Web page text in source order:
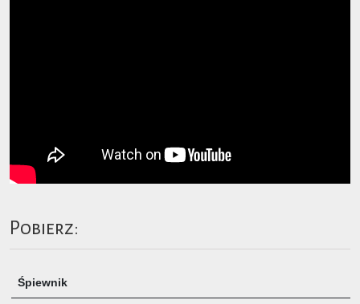
Pobierz:
Śpiewnik